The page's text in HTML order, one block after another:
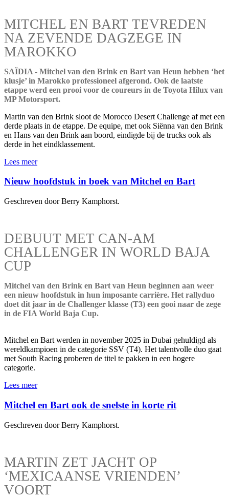
MITCHEL EN BART TEVREDEN
NA ZEVENDE DAGZEGE IN
MAROKKO
SAÏDIA - Mitchel van den Brink en Bart van Heun hebben ‘het
klusje’ in Marokko professioneel afgerond. Ook de laatste
etappe werd een prooi voor de coureurs in de Toyota Hilux van
MP Motorsport.
Martin van den Brink sloot de Morocco Desert Challenge af met een
derde plaats in de etappe. De equipe, met ook Siënna van den Brink
en Hans van den Brink aan boord, eindigde bij de trucks ook als
derde in het eindklassement.
Lees meer
Nieuw hoofdstuk in boek van Mitchel en Bart
Geschreven door Berry Kamphorst.
DEBUUT MET CAN-AM
CHALLENGER IN WORLD BAJA
CUP
Mitchel van den Brink en Bart van Heun beginnen aan weer
een nieuw hoofdstuk in hun imposante carrière. Het rallyduo
doet dit jaar in de Challenger klasse (T3) een gooi naar de zege
in de FIA World Baja Cup.
Mitchel en Bart werden in november 2025 in Dubai gehuldigd als
wereldkampioen in de categorie SSV (T4). Het talentvolle duo gaat
met South Racing proberen de titel te pakken in een hogere
categorie.
Lees meer
Mitchel en Bart ook de snelste in korte rit
Geschreven door Berry Kamphorst.
MARTIN ZET JACHT OP
‘MEXICAANSE VRIENDEN’
VOORT